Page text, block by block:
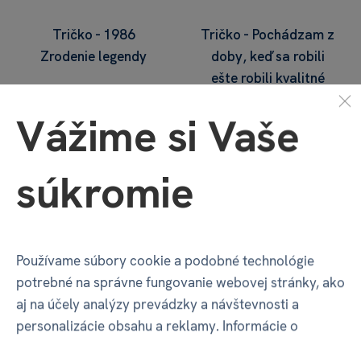
Tričko - 1986
Zrodenie legendy
€ 15,99 € 14,39
Tričko - Pochádzam z
doby, keď sa robili
ešte robili kvalitné
€ 15,99 € 14,39
Vážime si Vaše
súkromie
Používame súbory cookie a podobné technológie
potrebné na správne fungovanie webovej stránky, ako
aj na účely analýzy prevádzky a návštevnosti a
personalizácie obsahu a reklamy. Informácie o